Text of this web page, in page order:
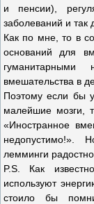
и пенсии),
заболеваний и так
Как по мне, то в
оснований для
гуманитарными
вмешательства в
Поэтому если бы
малейшие мозги,
«Иностранное
недопустимо!».
лемминги радостно
P.S. Как
используют
стоило бы